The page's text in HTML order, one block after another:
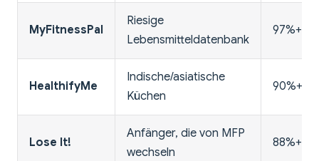
MyFitnessPal
Riesige
Lebensmitteldatenbank
97%+
HealthifyMe
Indische/asiatische
Küchen
90%+
Lose It!
Anfänger, die von MFP
wechseln
88%+